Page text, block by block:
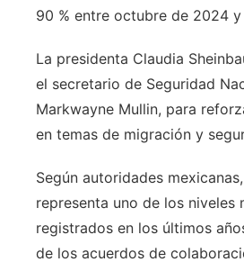
90 % entre octubre de 2024
La presidenta Claudia
el secretario de Seguridad
Markwayne Mullin, para
en temas de migración y
Según autoridades
representa uno de los niveles
registrados en los últimos
de los acuerdos de